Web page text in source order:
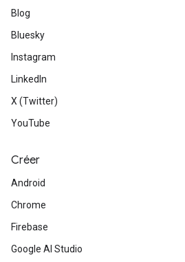
Blog
Bluesky
Instagram
LinkedIn
X (Twitter)
YouTube
Créer
Android
Chrome
Firebase
Google AI Studio